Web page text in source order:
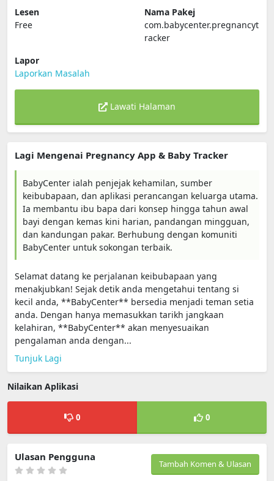
Lesen
Free
Nama Pakej
com.babycenter.pregnancyt
racker
Lapor
Laporkan Masalah
Lawati Halaman
Lagi Mengenai Pregnancy App & Baby Tracker
BabyCenter ialah penjejak kehamilan, sumber
keibubapaan, dan aplikasi perancangan keluarga utama.
Ia membantu ibu bapa dari konsep hingga tahun awal
bayi dengan kemas kini harian, pandangan mingguan,
dan kandungan pakar. Berhubung dengan komuniti
BabyCenter untuk sokongan terbaik.
Selamat datang ke perjalanan keibubapaan yang
menakjubkan! Sejak detik anda mengetahui tentang si
kecil anda, **BabyCenter** bersedia menjadi teman setia
anda. Dengan hanya memasukkan tarikh jangkaan
kelahiran, **BabyCenter** akan menyesuaikan
pengalaman anda dengan...
Tunjuk Lagi
Nilaikan Aplikasi
0 0
Tambah Komen & Ulasan
Ulasan Pengguna